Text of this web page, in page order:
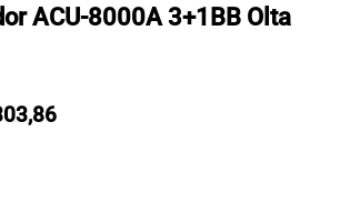
ACU-8000A 3+1BB Olta
Şu